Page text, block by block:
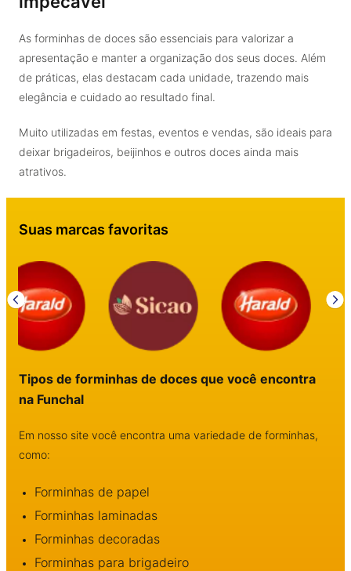
As forminhas de doces são essenciais para valorizar a
apresentação e manter a organização dos seus doces. Além
de práticas, elas destacam cada unidade, trazendo mais
elegância e cuidado ao resultado final.
Muito utilizadas em festas, eventos e vendas, são ideais para
deixar brigadeiros, beijinhos e outros doces ainda mais
atrativos.
Suas marcas favoritas
Tipos de forminhas de doces que você encontra
na Funchal
Em nosso site você encontra uma variedade de forminhas,
como:
Forminhas de papel
Forminhas laminadas
Forminhas decoradas
Forminhas para brigadeiro